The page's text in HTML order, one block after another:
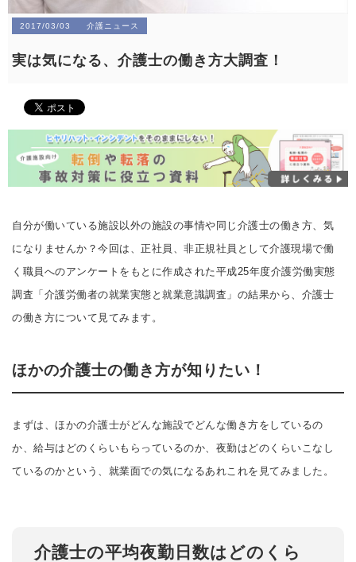
2017/03/03 介護ニュース
実は気になる、介護士の働き方大調査！
自分が働いている施設以外の施設の事情や同じ介護士の働き方、気
になりませんか？今回は、正社員、非正規社員として介護現場で働
く職員へのアンケートをもとに作成された平成25年度介護労働実態
調査「介護労働者の就業実態と就業意識調査」の結果から、介護士
の働き方について見てみます。
ほかの介護士の働き方が知りたい！
まずは、ほかの介護士がどんな施設でどんな働き方をしているの
か、給与はどのくらいもらっているのか、夜勤はどのくらいこなし
ているのかという、就業面での気になるあれこれを見てみました。
介護士の平均夜勤日数はどのくら